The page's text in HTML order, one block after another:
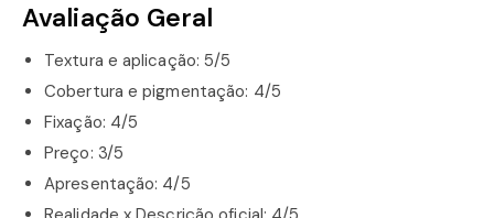
Avaliação Geral
Textura e aplicação: 5/5
Cobertura e pigmentação: 4/5
Fixação: 4/5
Preço: 3/5
Apresentação: 4/5